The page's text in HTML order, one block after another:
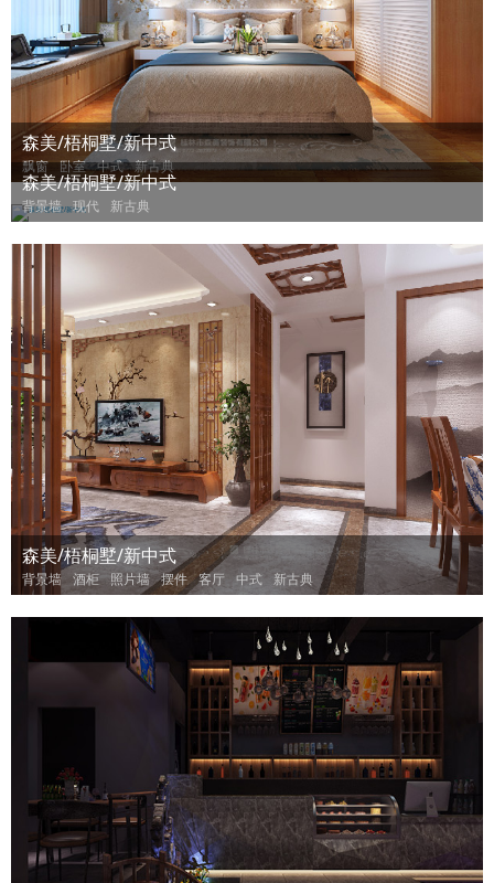
森美/梧桐墅/新中式
飘窗 卧室 中式 新古典
森美/梧桐墅/新中式
背景墙 现代 新古典
森美/梧桐墅/新中式
背景墙 酒柜 照片墙 摆件 客厅 中式 新古典